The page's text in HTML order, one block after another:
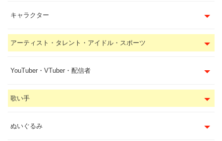
キャラクター
アーティスト・タレント・アイドル・スポーツ
YouTuber・VTuber・配信者
歌い手
ぬいぐるみ